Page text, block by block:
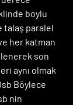
boylu
talaş paralel
her katman
son
aynı olmak
Böylece
nin